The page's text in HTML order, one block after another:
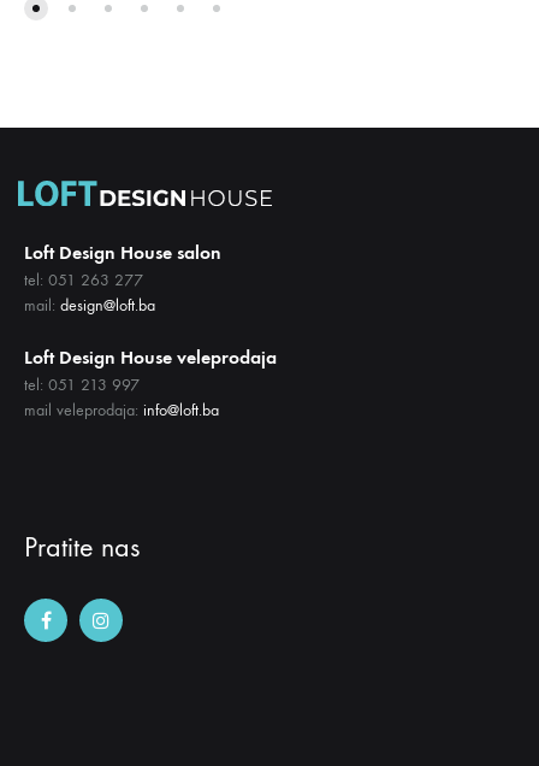
Loft Design House salon
tel: 051 263 277
mail: design@loft.ba
Loft Design House veleprodaja
tel: 051 213 997
mail veleprodaja: info@loft.ba
Pratite nas